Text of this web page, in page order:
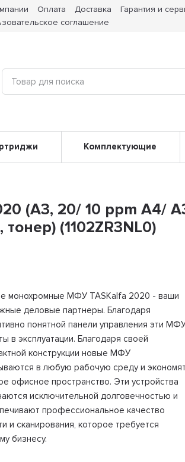
Оплата Доставка Гарантия и
соглашение
Комплектующие
(A3, 20/ 10 ppm А4/
(1102ZR3NL0)
монохромные МФУ TASKalfa 2020 - ваши
деловые партнеры. Благодаря
понятной панели управления эти
в эксплуатации. Благодаря своей
конструкции новые МФУ
в любую рабочую среду и экономят
офисное пространство. Эти устройства
исключительной долговечностью и
профессиональное качество
и сканирования, которое требуется
бизнесу.